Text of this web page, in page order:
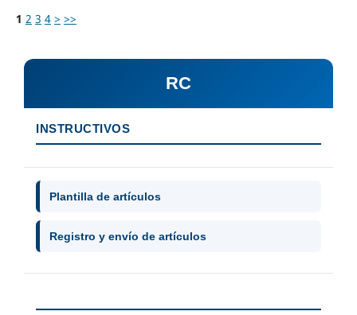
1 2 3 4 > >>
RC
INSTRUCTIVOS
Plantilla de artículos
Registro y envío de artículos